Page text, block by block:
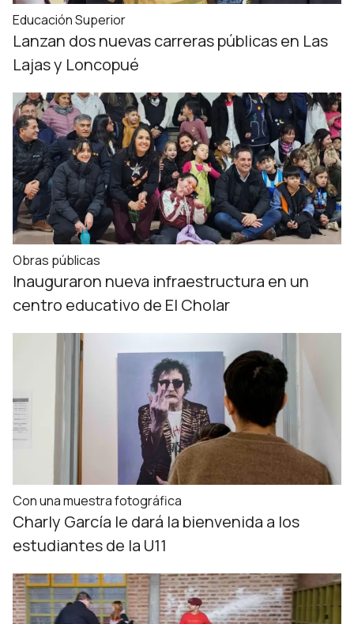
Educación Superior
Lanzan dos nuevas carreras públicas en Las
Lajas y Loncopué
Obras públicas
Inauguraron nueva infraestructura en un
centro educativo de El Cholar
Con una muestra fotográfica
Charly García le dará la bienvenida a los
estudiantes de la U11